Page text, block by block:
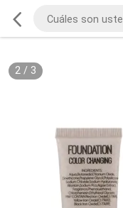
2/ 3